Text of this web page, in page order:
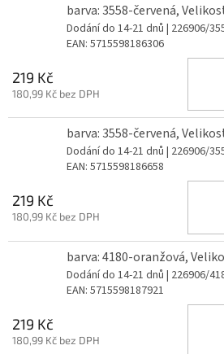
barva: 3558-červená,
Dodání do 14-21 dnů | 226906/
EAN: 5715598186306
219 Kč
180,99 Kč bez DPH
barva: 3558-červená,
Dodání do 14-21 dnů | 226906/
EAN: 5715598186658
219 Kč
180,99 Kč bez DPH
barva: 4180-oranžová,
Dodání do 14-21 dnů | 226906/
EAN: 5715598187921
219 Kč
180,99 Kč bez DPH